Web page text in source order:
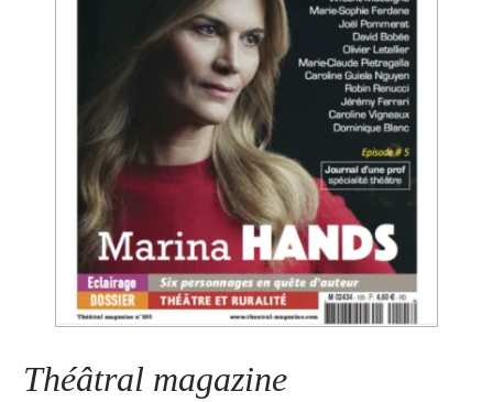
Abonnement
Se connecter
Théâtral magazine